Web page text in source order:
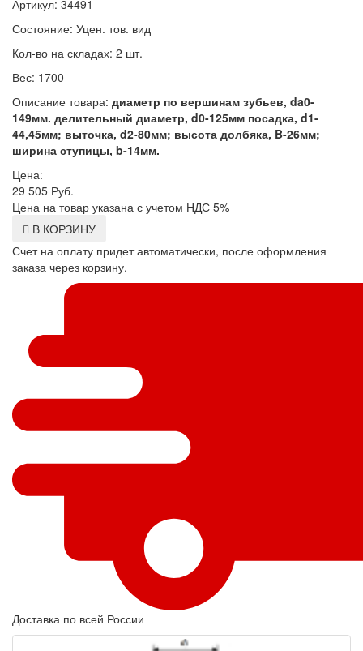
Артикул: 34491
Состояние: Уцен. тов. вид
Кол-во на складах: 2 шт.
Вес: 1700
Описание товара: диаметр по вершинам зубьев, da0-
149мм. делительный диаметр, d0-125мм посадка, d1-
44,45мм; выточка, d2-80мм; высота долбяка, B-26мм;
ширина ступицы, b-14мм.
Цена:
29 505 Руб.
Цена на товар указана с учетом НДС 5%
В КОРЗИНУ
Счет на оплату придет автоматически, после оформления
заказа через корзину.
Доставка по всей России